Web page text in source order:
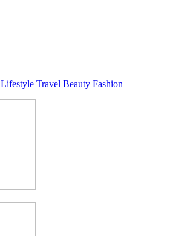
Lifestyle Travel Beauty Fashion